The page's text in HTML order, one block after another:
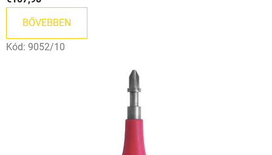
BŐVEBBEN
Kód: 9052/10